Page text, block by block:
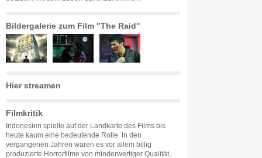
Bildergalerie zum Film "The Raid"
Hier streamen
Filmkritik
Indonesien spielte auf der Landkarte des Films bis
heute kaum eine bedeutende Rolle. In den
vergangenen Jahren waren es vor allem billig
produzierte Horrorfilme von minderwertiger Qualität,